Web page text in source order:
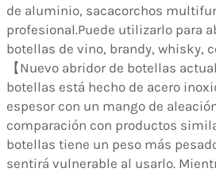
de aluminio, sacacorchos
profesional.Puede utilizarlo para
botellas de vino, brandy, whisky,
【Nuevo abridor de botellas
botellas está hecho de acero
espesor con un mango de
comparación con productos
botellas tiene un peso más
sentirá vulnerable al usarlo.